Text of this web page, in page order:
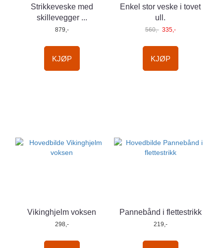
Strikkeveske med
skillevegger ...
879,-
KJØP
Enkel stor veske i tovet
ull.
560,- 335,-
KJØP
Vikinghjelm voksen
298,-
Pannebånd i flettestrikk
219,-